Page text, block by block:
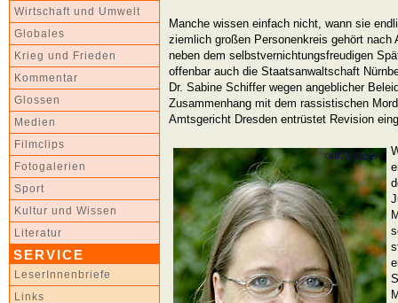
Wirtschaft und Umwelt
Globales
Krieg und Frieden
Kommentar
Glossen
Medien
Filmclips
Fotogalerien
Sport
Kultur und Wissen
Literatur
SERVICE
LeserInnenbriefe
Links
Manche wissen einfach nicht, wann sie
ziemlich großen Personenkreis gehört nach
neben dem selbstvernichtungsfreudigen
offenbar auch die Staatsanwaltschaft
Dr. Sabine Schiffer wegen angeblicher
Zusammenhang mit dem rassistischen
Amtsgericht Dresden entrüstet Revision